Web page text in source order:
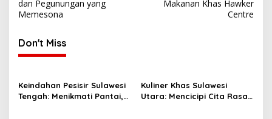
dan Pegunungan yang
Memesona
Makanan Khas Hawker
Centre
Don't Miss
Keindahan Pesisir Sulawesi
Tengah: Menikmati Pantai,
Kuliner Khas Sulawesi
Utara: Mencicipi Cita Rasa